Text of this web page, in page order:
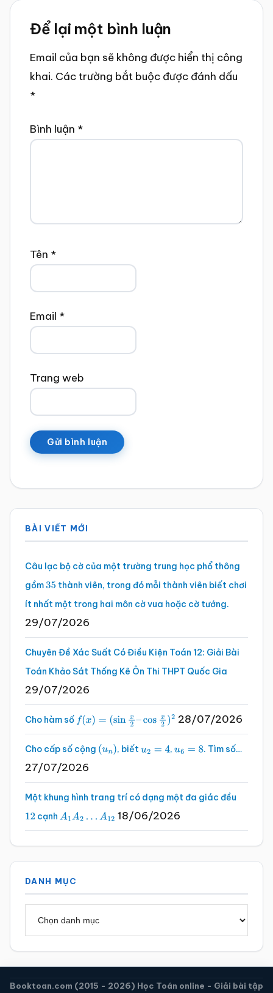
Reader
Interactions
Để lại một bình luận
Email của bạn sẽ không được hiển thị công
khai. Các trường bắt buộc được đánh dấu
*
Bình luận *
Tên *
Email *
Trang web
Sidebar
chính
BÀI VIẾT MỚI
Câu lạc bộ cờ của một trường trung học phổ thông
gồm35 thành viên, trong đó mỗi thành viên biết chơi
ít nhất một trong hai môn cờ vua hoặc cờ tướng.
29/07/2026
Chuyên Đề Xác Suất Có Điều Kiện Toán 12: Giải Bài
Toán Khảo Sát Thống Kê Ôn Thi THPT Quốc Gia
29/07/2026
Cho hàm số f(x)=(sinx2 –cosx2 )2 28/07/2026
Cho cấp số cộng (un), biếtu2 =4 , u6 =8 . Tìm số…
27/07/2026
Một khung hình trang trí có dạng một đa giác đều
12 cạnh A1A2…A 12 18/06/2026
DANH MỤC
Booktoan.com (2015 - 2026) Học Toán online - Giải bài tập